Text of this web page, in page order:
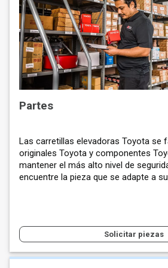
Partes
Las carretillas elevadoras Toyota se
originales Toyota y componentes
mantener el más alto nivel de
encuentre la pieza que se adapte a
Solicitar piezas